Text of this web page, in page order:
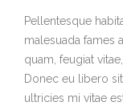
Pellentesque
malesuada fames
quam, feugiat
Donec eu libero
ultricies mi vitae